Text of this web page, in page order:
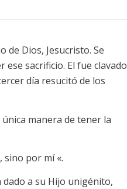
Dios, Jesucristo. Se
sacrificio. El fue clavado
día resucitó de los
manera de tener la
sino por mí «.
dado a su Hijo unigénito,